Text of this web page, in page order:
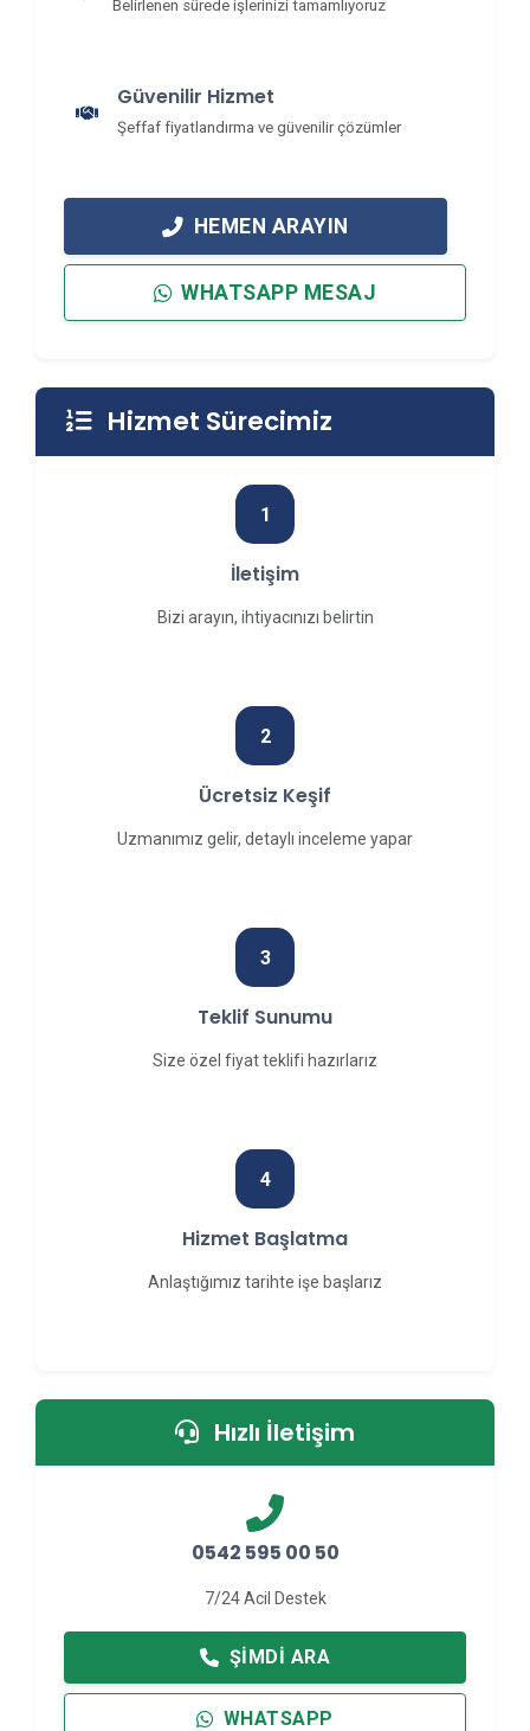
Belirlenen sürede işlerinizi tamamlıyoruz
Güvenilir Hizmet
Şeffaf fiyatlandırma ve güvenilir çözümler
HEMEN ARAYIN
WHATSAPP MESAJ
Hizmet Sürecimiz
1
İletişim
Bizi arayın, ihtiyacınızı belirtin
2
Ücretsiz Keşif
Uzmanımız gelir, detaylı inceleme yapar
3
Teklif Sunumu
Size özel fiyat teklifi hazırlarız
4
Hizmet Başlatma
Anlaştığımız tarihte işe başlarız
Hızlı İletişim
0542 595 00 50
7/24 Acil Destek
ŞIMDI ARA
WHATSAPP